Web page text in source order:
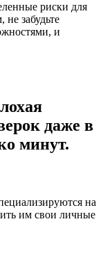
риски для
забудьте
и
даже в
минут.
на
им свои личные